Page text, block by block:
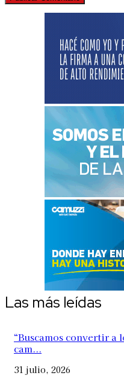
Las más leídas
“Buscamos convertir a
cam...
31 julio, 2026